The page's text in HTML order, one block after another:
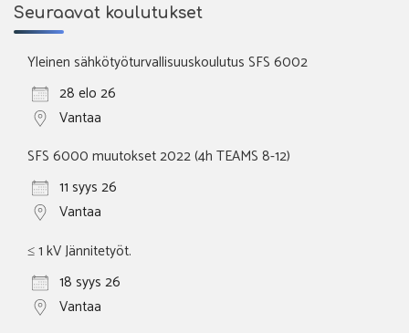
Seuraavat koulutukset
Yleinen sähkötyöturvallisuuskoulutus SFS 6002
28 elo 26
Vantaa
SFS 6000 muutokset 2022 (4h TEAMS 8-12)
11 syys 26
Vantaa
≤ 1 kV Jännitetyöt.
18 syys 26
Vantaa